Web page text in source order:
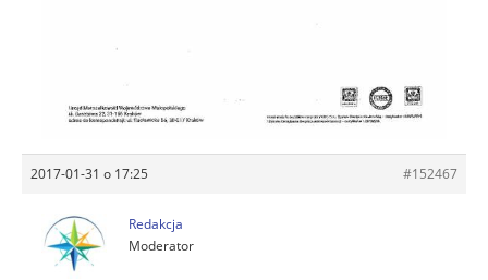
2017-01-31 o 17:25 #152467
Redakcja
Moderator